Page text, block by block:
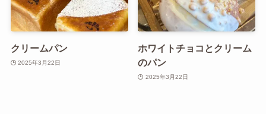
クリームパン
2025年3月22日
ホワイトチョコとクリーム
のパン
2025年3月22日